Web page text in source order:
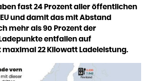
fast 24 Prozent aller öffentlichen
und damit das mit Abstand
mehr als 90 Prozent der
entfallen auf
22 Kilowatt Ladeleistung.